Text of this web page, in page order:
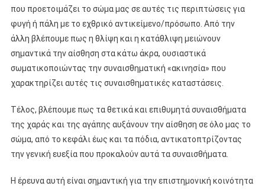
που προετοιμάζει το σώμα μας σε αυτές τις περιπτώσεις για
φυγή ή πάλη με το εχθρικό αντικείμενο/πρόσωπο. Από την
άλλη βλέπουμε πως η θλίψη και η κατάθλιψη μειώνουν
σημαντικά την αίσθηση στα κάτω άκρα, ουσιαστικά
σωματικοποιώντας την συναισθηματική «ακινησία» που
χαρακτηρίζει αυτές τις συναισθηματικές καταστάσεις.
Τέλος, βλέπουμε πως τα θετικά και επιθυμητά συναισθήματα
της χαράς και της αγάπης αυξάνουν την αίσθηση σε όλο μας το
σώμα, από το κεφάλι έως και τα πόδια, αντικατοπτρίζοντας
την γενική ευεξία που προκαλούν αυτά τα συναισθήματα.
Η έρευνα αυτή είναι σημαντική για την επιστημονική κοινότητα